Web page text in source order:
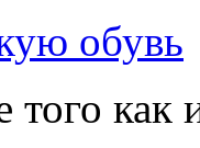
обувь
того как